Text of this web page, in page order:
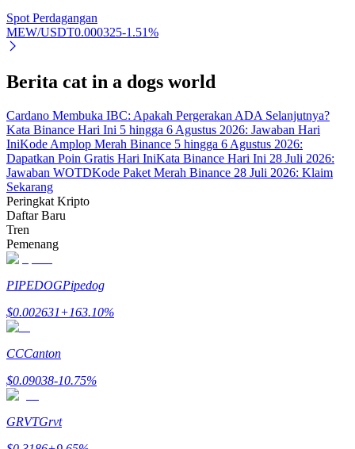
Pelajari tentang mendapatkan penghasilan pasif
Mitra Bitrue
Afiliasi Bitrue
Hingga 65% Komisi!
Spot Perdagangan
MEW/USDT0.000325-1.51%
Berita cat in a dogs world
Cardano Membuka IBC: Apakah Pergerakan ADA Selanjutnya?
Kata Binance Hari Ini 5 hingga 6 Agustus 2026: Jawaban Hari
IniKode Amplop Merah Binance 5 hingga 6 Agustus 2026:
Dapatkan Poin Gratis Hari IniKata Binance Hari Ini 28 Juli 2026:
Jawaban WOTDKode Paket Merah Binance 28 Juli 2026: Klaim
Sekarang
Peringkat Kripto
Daftar Baru
Tren
Pemenang
PIPEDOGPipedog
$0.002631+163.10%
CCCanton
$0.09038-10.75%
GRVTGrvt